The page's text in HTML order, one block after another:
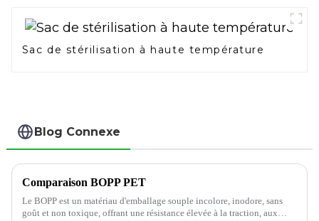
Sac de stérilisation à haute température
Blog Connexe
Comparaison BOPP PET
Le BOPP est un matériau d'emballage souple incolore, inodore, sans
goût et non toxique, offrant une résistance élevée à la traction, aux